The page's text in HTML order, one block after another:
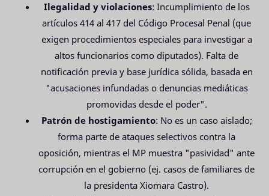
Ilegalidad y violaciones: Incumplimiento de los
artículos 414 al 417 del Código Procesal Penal (que
exigen procedimientos especiales para investigar a
altos funcionarios como diputados). Falta de
notificación previa y base jurídica sólida, basada en
"acusaciones infundadas o denuncias mediáticas
promovidas desde el poder".
Patrón de hostigamiento: No es un caso aislado;
forma parte de ataques selectivos contra la
oposición, mientras el MP muestra "pasividad" ante
corrupción en el gobierno (ej. casos de familiares de
la presidenta Xiomara Castro).